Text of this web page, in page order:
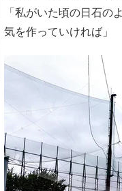
「私がいた頃の日石の
気を作っていければ」